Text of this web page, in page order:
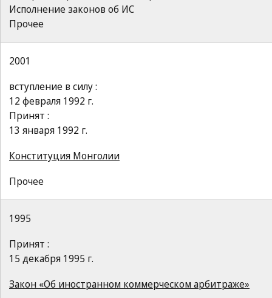
Исполнение законов об ИС
Прочее
2001
вступление в силу :
12 февраля 1992 г.
Принят :
13 января 1992 г.
Конституция Монголии
Прочее
1995
Принят :
15 декабря 1995 г.
Закон «Об иностранном коммерческом арбитраже»